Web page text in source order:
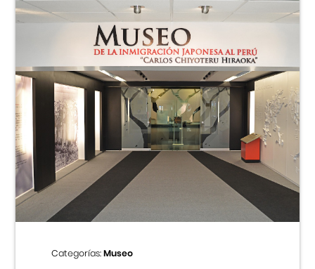
Categorías:Museo